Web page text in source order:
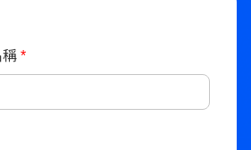
稱 *